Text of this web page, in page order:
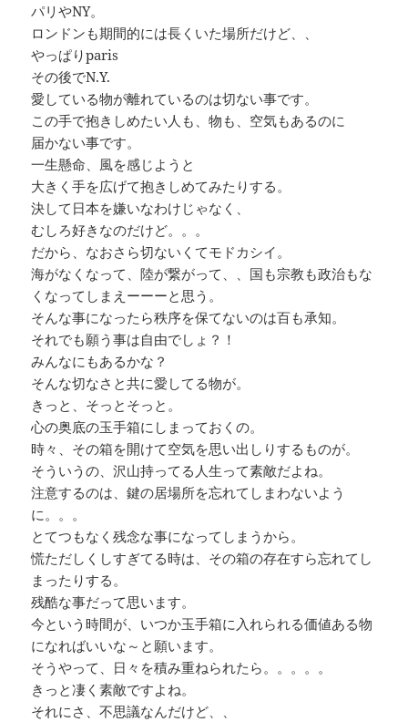
パリやNY。
ロンドンも期間的には長くいた場所だけど、、
やっぱりparis
その後でN.Y.
愛している物が離れているのは切ない事です。
この手で抱きしめたい人も、物も、空気もあるのに
届かない事です。
一生懸命、風を感じようと
大きく手を広げて抱きしめてみたりする。
決して日本を嫌いなわけじゃなく、
むしろ好きなのだけど。。。
だから、なおさら切ないくてモドカシイ。
海がなくなって、陸が繋がって、、国も宗教も政治もな
くなってしまえーーーと思う。
そんな事になったら秩序を保てないのは百も承知。
それでも願う事は自由でしょ？！
みんなにもあるかな？
そんな切なさと共に愛してる物が。
きっと、そっとそっと。
心の奥底の玉手箱にしまっておくの。
時々、その箱を開けて空気を思い出しりするものが。
そういうの、沢山持ってる人生って素敵だよね。
注意するのは、鍵の居場所を忘れてしまわないよう
に。。。
とてつもなく残念な事になってしまうから。
慌ただしくしすぎてる時は、その箱の存在すら忘れてし
まったりする。
残酷な事だって思います。
今という時間が、いつか玉手箱に入れられる価値ある物
になればいいな～と願います。
そうやって、日々を積み重ねられたら。。。。。
きっと凄く素敵ですよね。
それにさ、不思議なんだけど、、